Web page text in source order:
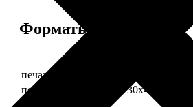
Форматы и цены
печать фото на холсте 30х40 на
печать фото на холсте 30х40 в раме